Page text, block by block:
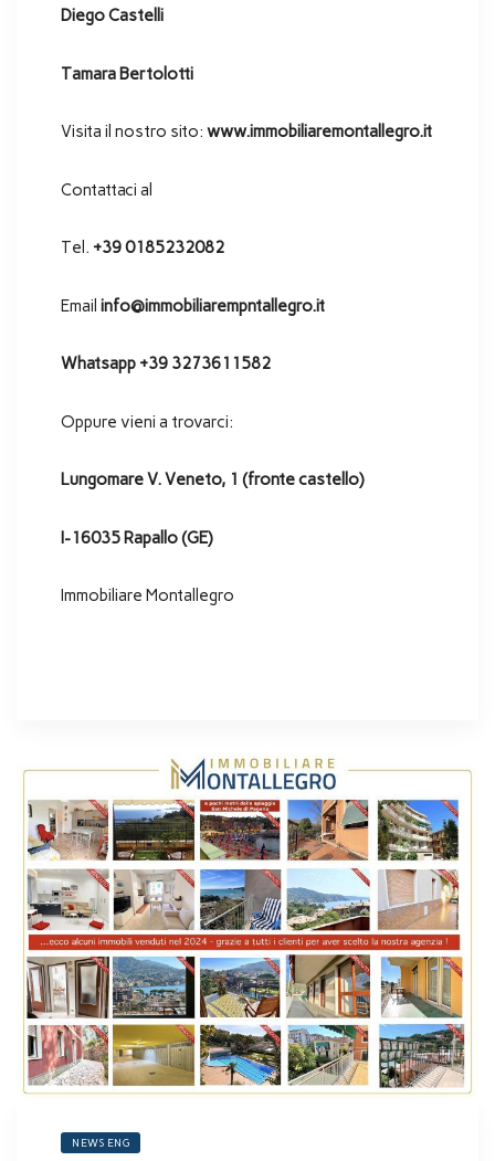
Diego Castelli
Tamara Bertolotti
Visita il nostro sito: www.immobiliaremontallegro.it
Contattaci al
Tel. +39 0185232082
Email info@immobiliarempntallegro.it
Whatsapp +39 3273611582
Oppure vieni a trovarci:
Lungomare V. Veneto, 1 (fronte castello)
I-16035 Rapallo (GE)
Immobiliare Montallegro
NEWS ENG